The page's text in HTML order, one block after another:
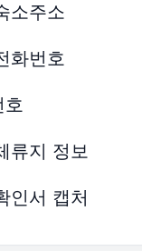
소주소
화번호
호
류지 정보
인서 캡처